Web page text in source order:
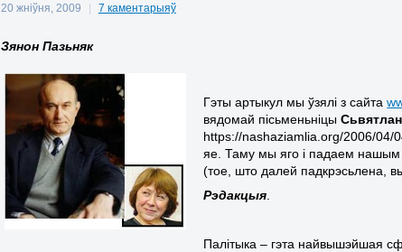
20 жніўня, 2009 | 7 каментарыяў
Зянон Пазьняк
Гэты артыкул мы ўзялі з сайта
вядомай пісьменьніцы
https://nashaziamlia.org/2006/04/
яе. Таму мы яго і падаем нашым
(тое, што далей падкрэсьлена,
Рэдакцыя
Палітыка – гэта найвышэйшая